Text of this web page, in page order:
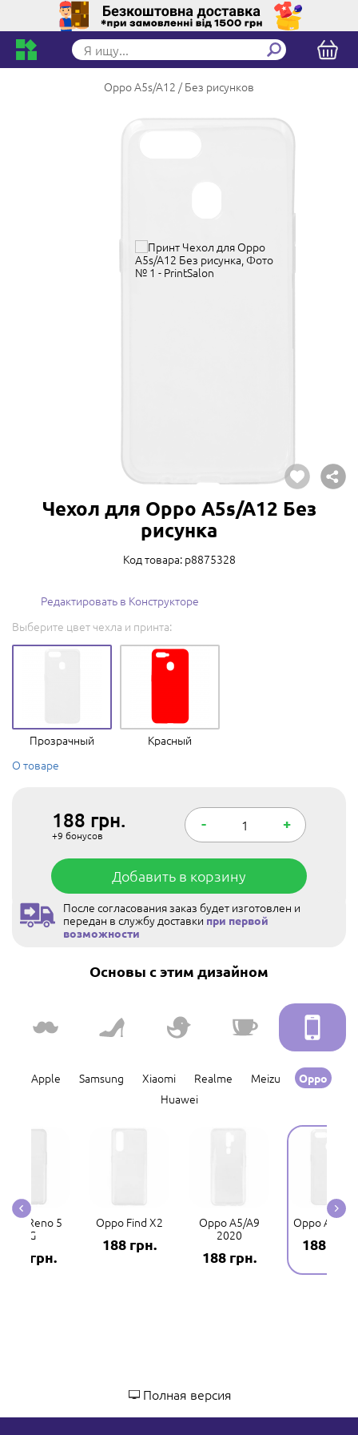
Oppo A5s/A12 Без рисунков
Чехол для Oppo A5s/A12 Без
рисунка
Код товара: p8875328
Редактировать в Конструкторе
Выберите цвет чехла и принта:
Прозрачный
Красный
О товаре
188 грн.
+9 бонусов
- +
Добавить в корзину
После согласования заказ будет изготовлен и
передан в службу доставки при первой
возможности
Основы с этим дизайном
Apple Samsung Xiaomi Realme Meizu Oppo
Huawei
Reno 5
4G
188 грн.
Oppo Find X2
188 грн.
Oppo A5/A9
2020
188 грн.
Oppo A5s/
188 грн.
Полная версия